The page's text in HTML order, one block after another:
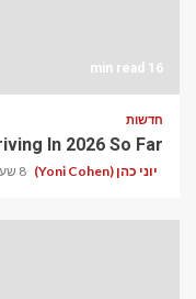
16 min read
חדשות
In 2026 So Far
יוני כהן (Yoni Cohen) 8 שעות ago